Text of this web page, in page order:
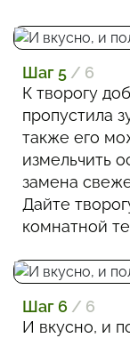
Шаг 5 / 6
К творогу
пропустила
также его
измельчить
замена
Дайте
комнатной
Шаг 6 / 6
И вкусно, и